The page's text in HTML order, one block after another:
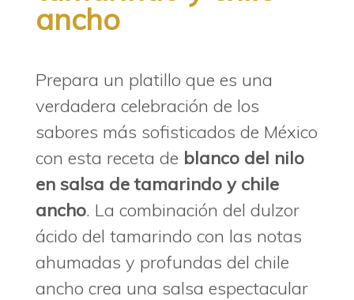
ancho
Prepara un platillo que es una
verdadera celebración de los
sabores más sofisticados de México
con esta receta de blanco del nilo
en salsa de tamarindo y chile
ancho. La combinación del dulzor
ácido del tamarindo con las notas
ahumadas y profundas del chile
ancho crea una salsa espectacular